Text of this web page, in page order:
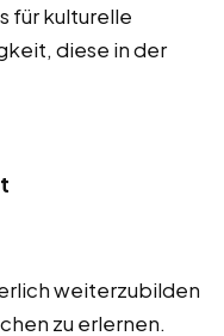
für kulturelle
diese in der
weiterzubilden
zu erlernen.